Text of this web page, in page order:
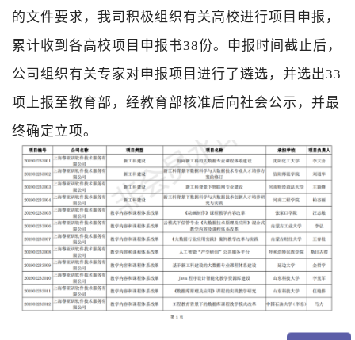
的文件要求，我司积极组织有关高校进行项目申报，
累计收到各高校项目申报书38份。申报时间截止后，
公司组织有关专家对申报项目进行了遴选，并选出33
项上报至教育部，经教育部核准后向社会公示，并最
终确定立项。